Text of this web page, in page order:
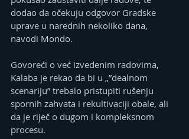
dodao da očekuju odgovor Gradske
uprave u narednih nekoliko dana,
navodi Mondo.
Govoreći o već izvedenim radovima,
Kalaba je rekao da bi u „”dealnom
scenariju” trebalo pristupiti rušenju
spornih zahvata i rekultivaciji obale, ali
da je riječ o dugom i kompleksnom
procesu.